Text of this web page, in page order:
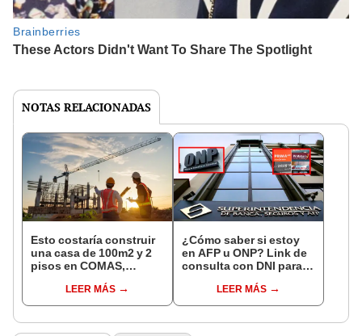
NOTAS RELACIONADAS
Esto costaría construir
una casa de 100m2 y 2
pisos en COMAS,
distritos de LIMA
NORTE
LEER MÁS
¿Cómo saber si estoy
en AFP u ONP? Link de
consulta con DNI para
pensiones estás
LEER MÁS